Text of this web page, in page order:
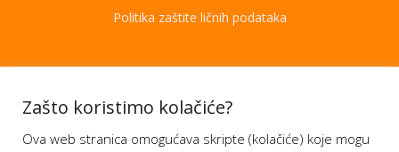
Politika zaštite ličnih podataka
Aplikacije
Moj BH Telecom
Zašto koristimo kolačiće?
Ova web stranica omogućava skripte (kolačiće) koje mogu